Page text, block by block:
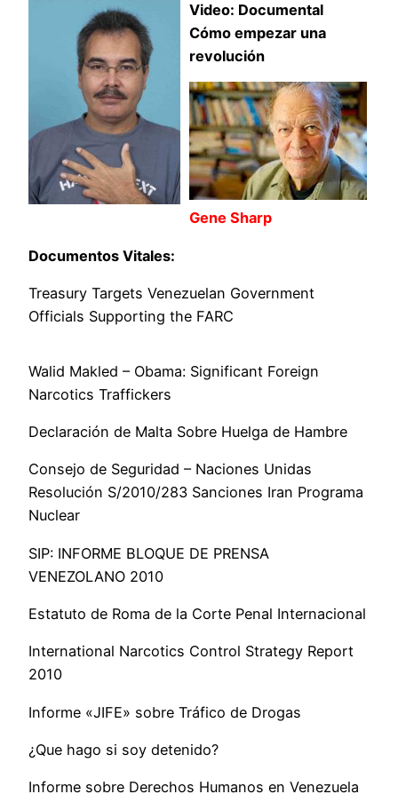
Video: Documental
Cómo empezar una
revolución
Gene Sharp
Documentos Vitales:
Treasury Targets Venezuelan Government
Officials Supporting the FARC
Walid Makled – Obama: Significant Foreign
Narcotics Traffickers
Declaración de Malta Sobre Huelga de Hambre
Consejo de Seguridad – Naciones Unidas
Resolución S/2010/283 Sanciones Iran Programa
Nuclear
SIP: INFORME BLOQUE DE PRENSA
VENEZOLANO 2010
Estatuto de Roma de la Corte Penal Internacional
International Narcotics Control Strategy Report
2010
Informe «JIFE» sobre Tráfico de Drogas
¿Que hago si soy detenido?
Informe sobre Derechos Humanos en Venezuela